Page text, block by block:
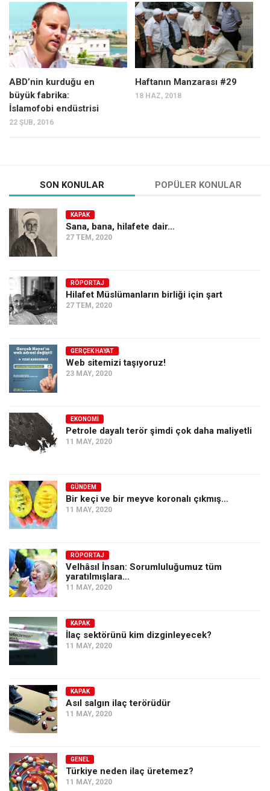
Mehmet Ali Tekin
Abir E. Nahas
Amina S. Jenenkovic
Bağdagül Öz
Esra Elönü
» Yazar arşivi
Kategoriler
Kitap
Karisi kitap sualleri
Ekonomi
Spor
Manzara
Sağlık
Gıda-Beslenme
Hayat
Siyaset
Dünya
Asya
Afrika
Avustralya
Tarih
Dosyalar
ABD’nin kurduğu en
büyük fabrika:
İslamofobi endüstrisi
22 ŞUB, 2016
Haftanın Manzarası #29
18 HAZ, 2018
SON KONULAR POPÜLER KONULAR
KAPAK
Sana, bana, hilafete dair…
27 TEM, 2020
RÖPORTAJ
Hilafet Müslümanların birliği için şart
27 TEM, 2020
GERÇEK HAYAT
Web sitemizi taşıyoruz!
23 MAY, 2020
EKONOMI
Petrole dayalı terör şimdi çok daha maliyetli
11 MAY, 2020
GÜNDEM
Bir keçi ve bir meyve koronalı çıkmış…
11 MAY, 2020
RÖPORTAJ
Velhâsıl İnsan: Sorumluluğumuz tüm
yaratılmışlara…
11 MAY, 2020
KAPAK
İlaç sektörünü kim dizginleyecek?
11 MAY, 2020
KAPAK
Asıl salgın ilaç terörüdür
11 MAY, 2020
GENEL
Türkiye neden ilaç üretemez?
11 MAY, 2020